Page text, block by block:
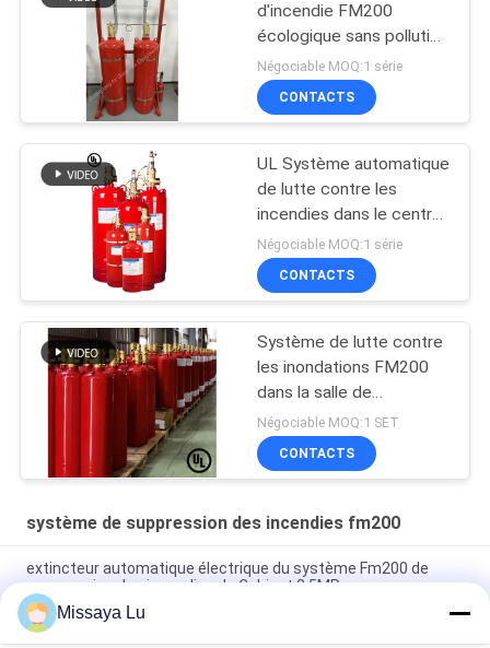
d'incendie FM200
écologique sans pollution
Pour les archives
Négociable MOQ:1 série
CONTACTS
UL Système automatique
de lutte contre les
incendies dans le centre
de données FM200
Négociable MOQ:1 série
CONTACTS
Système de lutte contre
les inondations FM200
dans la salle de
télécommunication
Négociable MOQ:1 SET
CONTACTS
système de suppression des incendies fm200
extincteur automatique électrique du système Fm200 de
suppression des incendies du Cabinet 2.5MPa
Système d'extinction non corrosif du gaz Fm200 sans C.C 24V
Missaya Lu